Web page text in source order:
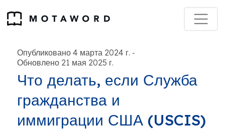
Опубликовано 4 марта 2024 г. -
Обновлено 21 мая 2025 г.
Что делать, если Служба
гражданства и
иммиграции США (USCIS)